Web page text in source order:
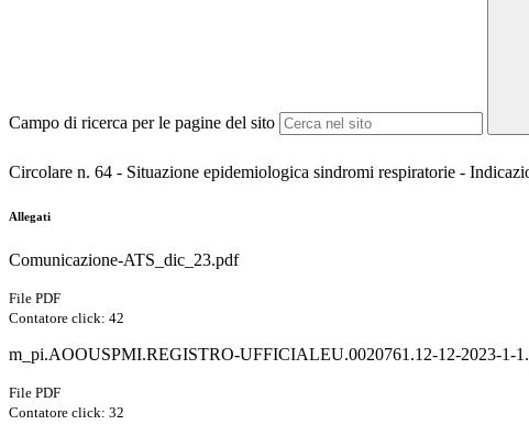
Campo di ricerca per le pagine del sito
Circolare n. 64 - Situazione epidemiologica sindromi respiratorie -
Allegati
Comunicazione-ATS_dic_23.pdf
File PDF
Contatore click: 42
m_pi.AOOUSPMI.REGISTRO-UFFICIALEU.0020761.12-12-2023-1-
File PDF
Contatore click: 32